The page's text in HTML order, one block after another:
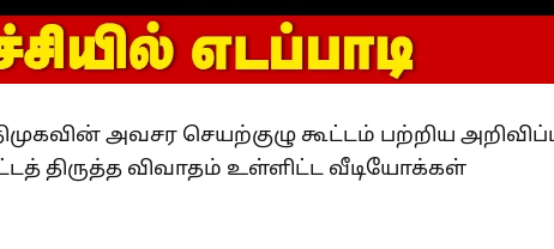
அவசர செயற்குழு கூட்டம் பற்றிய
திருத்த விவாதம் உள்ளிட்ட வீடியோக்கள்